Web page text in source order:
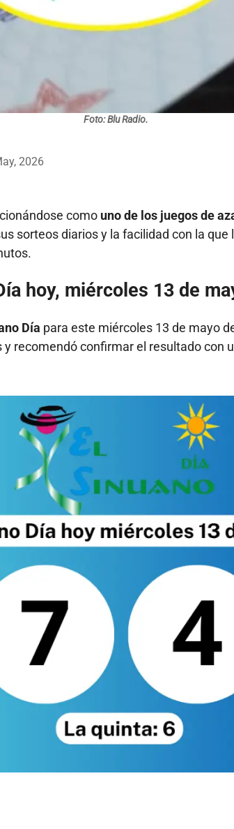
Foto: Blu Radio.
2026
como uno de los juegos de
sorteos diarios y la facilidad con la
hoy, miércoles 13 de
Día para este miércoles 13 de mayo
recomendó confirmar el resultado con